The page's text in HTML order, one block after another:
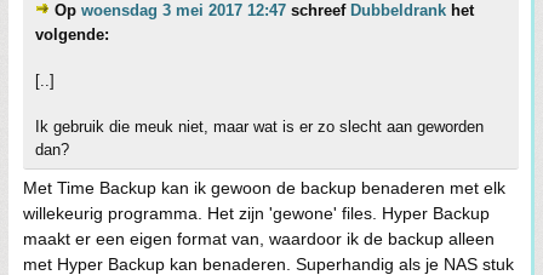
Op woensdag 3 mei 2017 12:47 schreef Dubbeldrank het
volgende:
[..]
Ik gebruik die meuk niet, maar wat is er zo slecht aan geworden
dan?
Met Time Backup kan ik gewoon de backup benaderen met elk
willekeurig programma. Het zijn 'gewone' files. Hyper Backup
maakt er een eigen format van, waardoor ik de backup alleen
met Hyper Backup kan benaderen. Superhandig als je NAS stuk